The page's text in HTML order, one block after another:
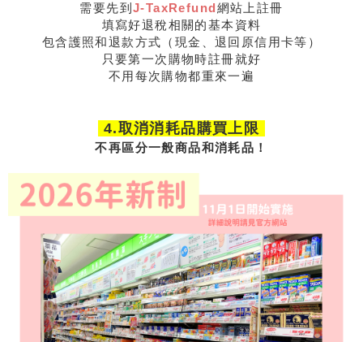
需要先到J-TaxRefund網站上註冊
填寫好退稅相關的基本資料
包含護照和退款方式（現金、退回原信用卡等）
只要第一次購物時註冊就好
不用每次購物都重來一遍
4.取消消耗品購買上限
不再區分一般商品和消耗品！